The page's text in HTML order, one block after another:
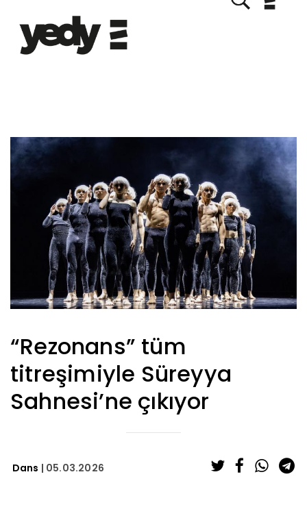
“Rezonans” tüm
titreşimiyle Süreyya
Sahnesi’ne çıkıyor
Dans | 05.03.2026